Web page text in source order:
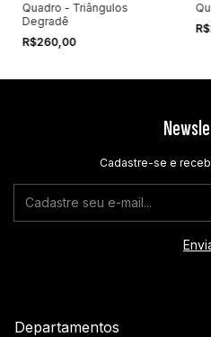
Quadro - Triângulos
Degradê
R$260,00
Cadastre-se e
Departamentos